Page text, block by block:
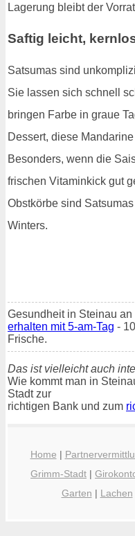
Lagerung bleibt der
Saftig leicht,
Satsumas sind
Sie lassen sich schnell
bringen Farbe in graue
Dessert, diese
Besonders, wenn die
frischen Vitaminkick gut
Obstkörbe sind
Winters.
Gesundheit in Steinau
erhalten mit 5-am-Tag -
Frische.
Das ist vielleicht auch
Wie kommt man in
Stadt zur
richtigen Bank und zum
Home |
Grimm-Stadt |
Garten | Lachen